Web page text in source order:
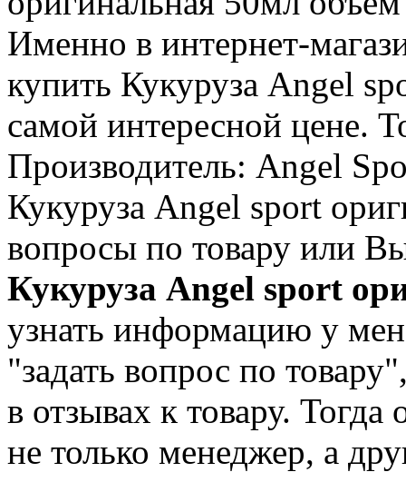
Именно в интернет-
купить Кукуруза Angel
самой интересной цене.
Производитель: Angel
Кукуруза Angel sport
вопросы по товару или
Кукуруза Angel sport
узнать информацию у
"задать вопрос по
в отзывах к товару.
не только менеджер, а